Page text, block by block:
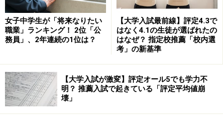
い風で、2010年岐阜の私立高校は比較的入りやすい状況
にあると言えるでしょう。
2010年度岐阜の高校入試日程
例年、岐阜の高校受験は1月中旬の私立高校推薦入試か
ら始まります。公立高校は特色化選抜が2月中旬、一般
入試が3月中旬に実施されます。2010年度の入試日程は
女子中学生が「将来なりたい
職業」ランキング！ 2位「公
務員」、2年連続の1位は？
【大学入試最前線】評定4.3で
はなく4.1の生徒が選ばれたの
はなぜ？ 指定校推薦「校内選
考」の新基準
【大学入試が激変】評定オール5でも学力不
明？ 推薦入試で起きている「評定平均値崩
壊」